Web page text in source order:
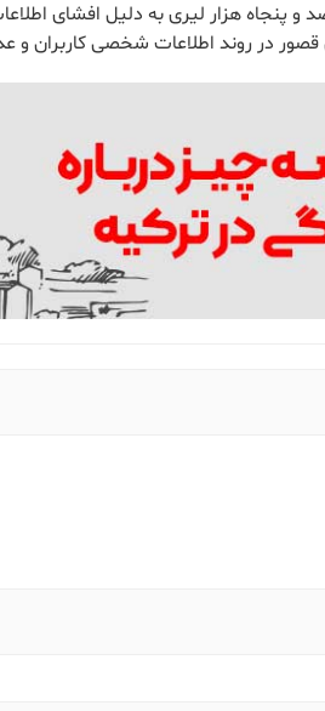
و پنجاه هزار لیری به دلیل افشای
در روند اطلاعات شخصی کاربران و